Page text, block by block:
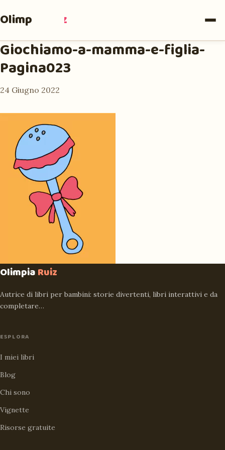
Olimpia Ruiz
Giochiamo-a-mamma-e-figlia-
Pagina023
24 Giugno 2022
OlimpiaRuiz
Autrice di libri per bambini: storie divertenti, libri interattivi e da
completare…
ESPLORA
I miei libri
Blog
Chi sono
Vignette
Risorse gratuite